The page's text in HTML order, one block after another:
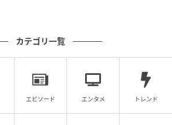
大きなテーブルや、さまざまなデ
カテゴリ一覧
エピソード エンタメ トレンド